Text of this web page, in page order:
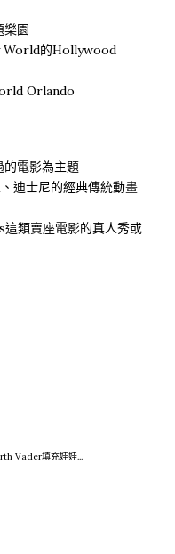
樂園
World的Hollywood
Orlando
電影為主題
迪士尼的經典傳統動畫
類賣座電影的真人秀或
Vader填充娃娃...